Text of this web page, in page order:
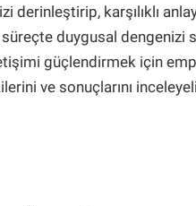
karşılıklı
süreçte duygusal dengenizi
güçlendirmek için
ve sonuçlarını